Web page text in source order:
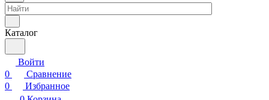
Каталог
Войти
0
Сравнение
0
Избранное